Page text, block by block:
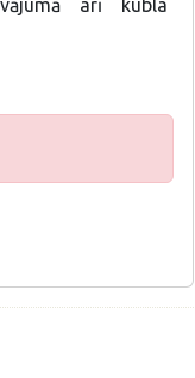
arī kubla